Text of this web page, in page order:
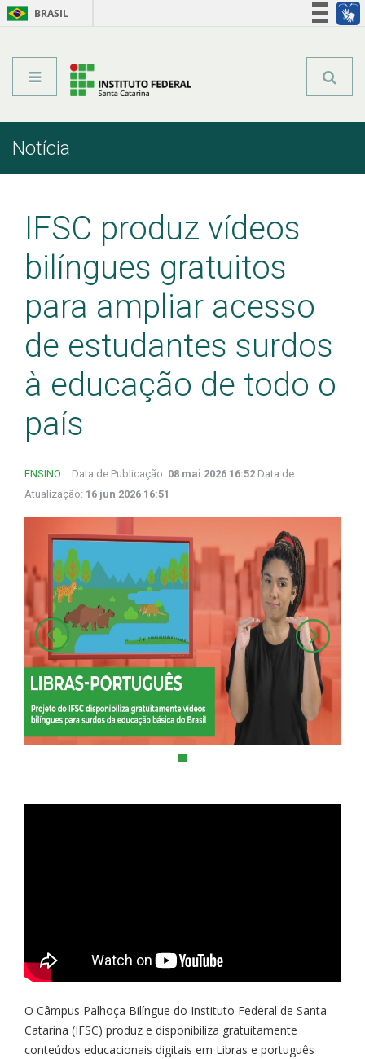
BRASIL
NotíciaInício
IFSC produz vídeos
bilíngues gratuitos
para ampliar acesso
de estudantes surdos
à educação de todo o
país
ENSINO Data de Publicação: 08 mai 2026 16:52 Data de
Atualização: 16 jun 2026 16:51
O Câmpus Palhoça Bilíngue do Instituto Federal de Santa
Catarina (IFSC) produz e disponibiliza gratuitamente
conteúdos educacionais digitais em Libras e português